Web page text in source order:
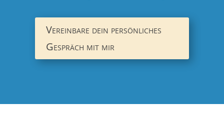
Vereinbare dein persönliches
Gespräch mit mir